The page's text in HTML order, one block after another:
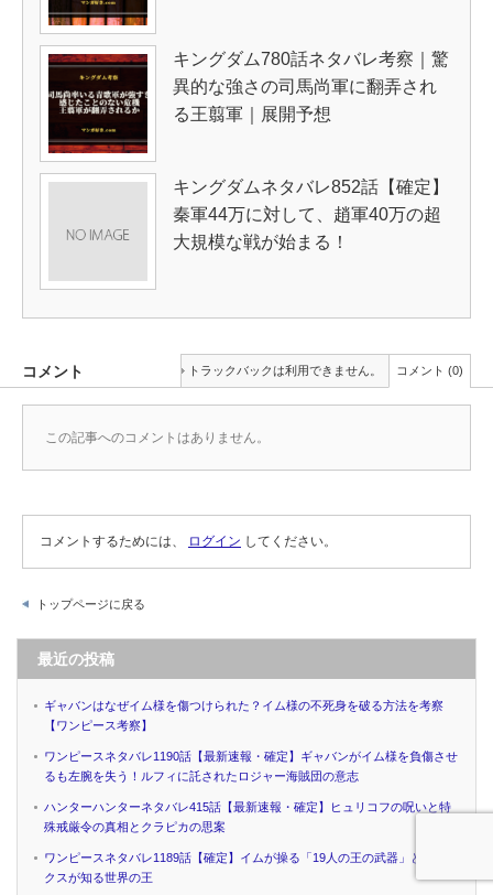
キングダム780話ネタバレ考察｜驚
異的な強さの司馬尚軍に翻弄され
る王翦軍｜展開予想
キングダムネタバレ852話【確定】
秦軍44万に対して、趙軍40万の超
大規模な戦が始まる！
コメント トラックバックは利用できません。 コメント (0)
この記事へのコメントはありません。
コメントするためには、 ログイン してください。
トップページに戻る
最近の投稿
ギャバンはなぜイム様を傷つけられた？イム様の不死身を破る方法を考察
【ワンピース考察】
ワンピースネタバレ1190話【最新速報・確定】ギャバンがイム様を負傷させ
るも左腕を失う！ルフィに託されたロジャー海賊団の意志
ハンターハンターネタバレ415話【最新速報・確定】ヒュリコフの呪いと特
殊戒厳令の真相とクラピカの思案
ワンピースネタバレ1189話【確定】イムが操る「19人の王の武器」とシャン
クスが知る世界の王